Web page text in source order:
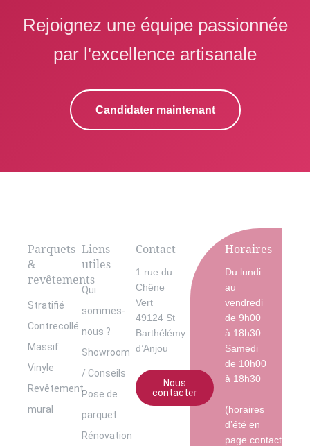
Rejoignez une équipe passionnée
par l'excellence artisanale
Candidater maintenant
Parquets
&
revêtements
Stratifié
Contrecollé
Massif
Vinyle
Revêtement
mural
Liens
utiles
Qui
sommes-
nous ?
Showroom
/ Conseils
Pose de
parquet
Rénovation
Contact
1 rue du
Chêne
Vert
49124 St
Barthélémy
d’Anjou
Nous
contacter
Horaires
Du lundi
au
vendredi
de 9h00
à 18h30
Samedi
de 10h00
à 18h30
(horaires
d’été en
page contact)